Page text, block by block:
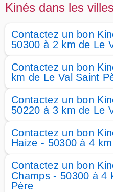
Kinés dans les
Contactez un bon
50300 à 2 km de Le
Contactez un bon
km de Le Val Saint
Contactez un bon
50220 à 3 km de Le
Contactez un bon
Haize - 50300 à 4
Contactez un bon
Champs - 50300 à 4
Père